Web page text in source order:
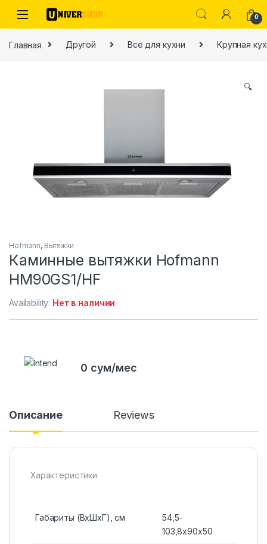
Skip to navigation
Skip to content
0
Главная Другой Все для кухни Крупная
🔍
Hofmann, Вытяжки
Каминные вытяжки Hofmann
HM90GS1/HF
Availability: Нет в наличии
0 сум/мес
Описание Reviews
Характеристики
Габариты (ВxШxГ), см
54,5-
103,8х90х50